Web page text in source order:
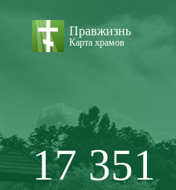
Правжизнь
Карта храмов
17 351